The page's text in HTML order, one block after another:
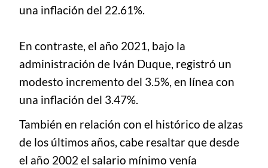
una inflación del 22.61%.
En contraste, el año 2021, bajo la
administración de Iván Duque, registró un
modesto incremento del 3.5%, en línea con
una inflación del 3.47%.
También en relación con el histórico de alzas
de los últimos años, cabe resaltar que desde
el año 2002 el salario mínimo venía